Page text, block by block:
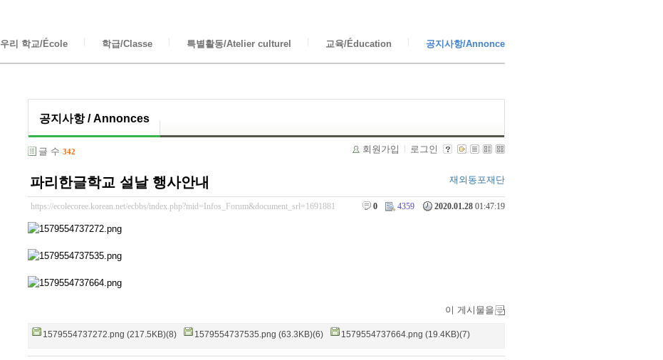
우리 학교/École 학급/Classe 특별활동/Atelier culturel 교육/Éducation 공지사항/Annonce
공지사항 / Annonces
글 수 342 회원가입 로그인
파리한글학교 설날 행사안내 재외동포재단
https://ecolecoree.korean.net/ecbbs/index.php?mid=Infos_Forum&document_srl=1691881 2020.01.28 01:47:19
4359
0
이 게시물을
1579554737272.png (217.5KB)(8) 1579554737535.png (63.3KB)(6) 1579554737664.png (19.4KB)(7)